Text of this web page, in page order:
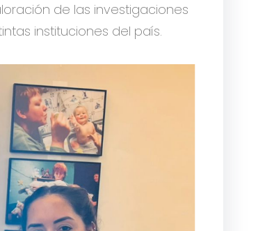
de las investigaciones
instituciones del país.